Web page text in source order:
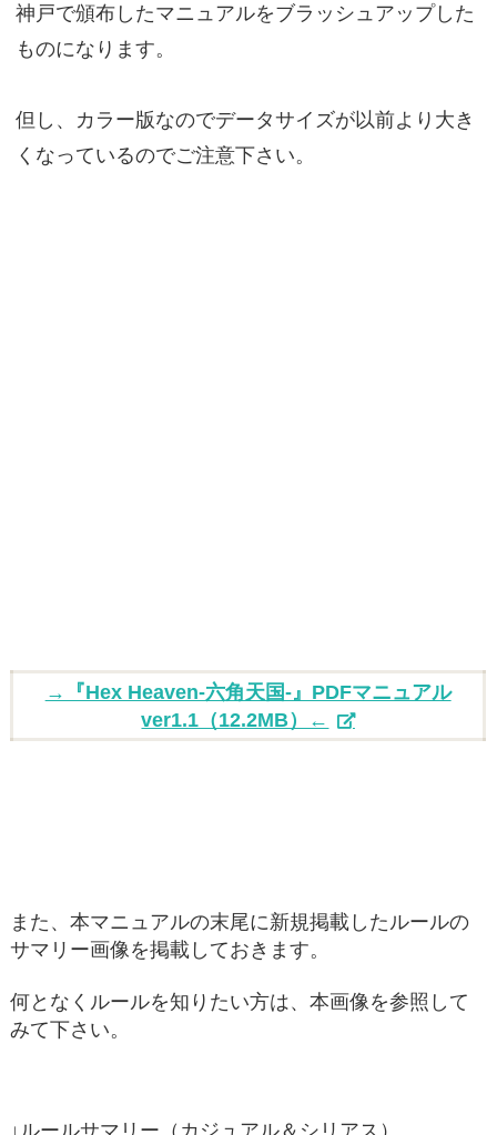
神戸で頒布したマニュアルをブラッシュアップした
ものになります。
但し、カラー版なのでデータサイズが以前より大き
くなっているのでご注意下さい。
→『Hex Heaven-六角天国-』PDFマニュアル
ver1.1（12.2MB）←
また、本マニュアルの末尾に新規掲載したルールの
サマリー画像を掲載しておきます。
何となくルールを知りたい方は、本画像を参照して
みて下さい。
↓ルールサマリー（カジュアル＆シリアス）